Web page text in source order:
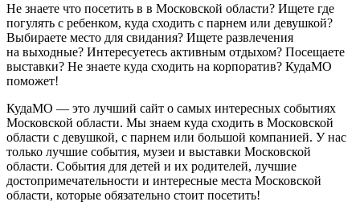
Не знаете что посетить в в Московской области? Ищете где
погулять с ребенком, куда сходить с парнем или девушкой?
Выбираете место для свидания? Ищете развлечения
на выходные? Интересуетесь активным отдыхом? Посещаете
выставки? Не знаете куда сходить на корпоратив? КудаМО
поможет!
КудаМО — это лучший сайт о самых интересных событиях
Московской области. Мы знаем куда сходить в Московской
области с девушкой, с парнем или большой компанией. У нас
только лучшие события, музеи и выставки Московской
области. События для детей и их родителей, лучшие
достопримечательности и интересные места Московской
области, которые обязательно стоит посетить!